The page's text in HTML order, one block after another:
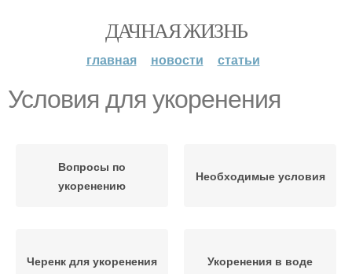
ДАЧНАЯ ЖИЗНЬ
главная новости статьи
Условия для укоренения
Вопросы по
укоренению
Необходимые условия
Черенк для укоренения Укоренения в воде